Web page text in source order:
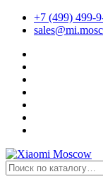
+7 (499) 499-